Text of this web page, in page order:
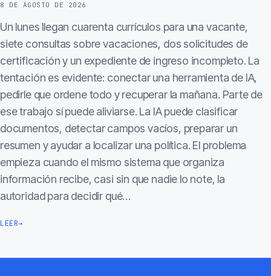
8 DE AGOSTO DE 2026
Un lunes llegan cuarenta currículos para una vacante,
siete consultas sobre vacaciones, dos solicitudes de
certificación y un expediente de ingreso incompleto. La
tentación es evidente: conectar una herramienta de IA,
pedirle que ordene todo y recuperar la mañana. Parte de
ese trabajo sí puede aliviarse. La IA puede clasificar
documentos, detectar campos vacíos, preparar un
resumen y ayudar a localizar una política. El problema
empieza cuando el mismo sistema que organiza
información recibe, casi sin que nadie lo note, la
autoridad para decidir qué…
LEER→